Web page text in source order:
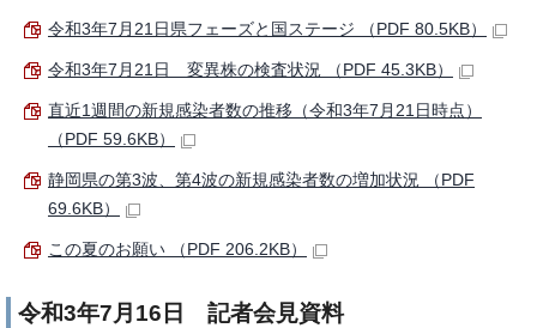
令和3年7月21日県フェーズと国ステージ （PDF 80.5KB）
令和3年7月21日 変異株の検査状況 （PDF 45.3KB）
直近1週間の新規感染者数の推移（令和3年7月21日時点）
（PDF 59.6KB）
静岡県の第3波、第4波の新規感染者数の増加状況 （PDF
69.6KB）
この夏のお願い （PDF 206.2KB）
令和3年7月16日 記者会見資料